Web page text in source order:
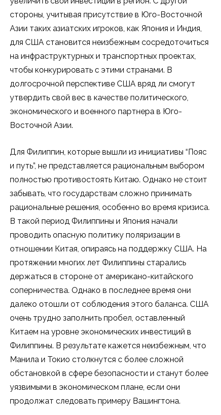
стороны, учитывая присутствие в Юго-Восточной
Азии таких азиатских игроков, как Япония и Индия,
для США становится неизбежным сосредоточиться
на инфраструктурных и транспортных проектах,
чтобы конкурировать с этими странами. В
долгосрочной перспективе США вряд ли смогут
утвердить свой вес в качестве политического,
экономического и военного партнера в Юго-
Восточной Азии.
Для Филиппин, которые вышли из инициативы “Пояс
и путь”, не представляется рациональным выбором
полностью противостоять Китаю. Однако не стоит
забывать, что государствам сложно принимать
рациональные решения, особенно во время кризиса.
В такой период Филиппины и Япония начали
проводить опасную политику поляризации в
отношении Китая, опираясь на поддержку США. На
протяжении многих лет Филиппины старались
держаться в стороне от американо-китайского
соперничества. Однако в последнее время они
далеко отошли от соблюдения этого баланса. США
очень трудно заполнить пробел, оставленный
Китаем на уровне экономических инвестиций в
Филиппины. В результате кажется неизбежным, что
Манила и Токио столкнутся с более сложной
обстановкой в сфере безопасности и станут более
уязвимыми в экономическом плане, если они
продолжат следовать примеру Вашингтона.